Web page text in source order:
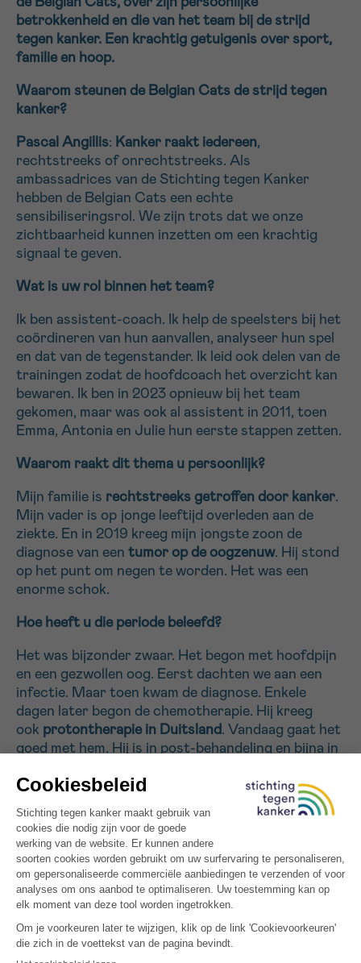
betrokkenheid en die van het team bij de strijd
tegen kanker. Een krachtig getuigenis over sport,
familie en hoop.
Waarom steunen de Belgian Cats de strijd tegen
kanker?
Pascal Angillis: Kanker raakt iedereen,
rechtstreeks of onrechtstreeks. Als
ambassadrices van de Stichting tegen Kanker
hebben de Belgian Cats een echte
sensibiliseringsrol. We zijn trots dat we onze
zichtbaarheid kunnen inzetten om een krachtig
signaal te geven.
Wat is uw rol binnen het team?
Ik ben assistent-coach. Ik help de speelsters bij het
coördineren van hun aanvallen, analyseer hun spel
en dat van de tegenstander. Ik leid ook delen van de
trainingen zodat de hoofdcoach het overzicht kan
bewaren. Ik ben in 2023 opnieuw bij het team
gekomen, maar was ook al assistent in 2011, toen
Emma, Antonia en Julie hun eerste stappen zetten.
Waarom raakt dit thema u persoonlijk?
Mijn familie is rechtstreeks getroffen door kanker.
Mijn vader is op jonge leeftijd overleden aan de
ziekte. En in 2019 kreeg mijn jongste zoon de
diagnose van een tumor op de oogzenuw. Hij stond
op het punt om negen te worden. Het was een
enorme schok.
Hoe heeft u die periode beleefd?
Het was bijzonder zwaar. Het begon met hoofdpijn
en een gezwollen oog. Eerst dachten we aan een
infectie. Maar toen kwam de diagnose. Enkele
dagen later begon de chemotherapie. Hij kreeg
ook protontherapie in Duitsland. Vandaag gaat het
goed met hem. Hij is in post-behandeling en bijna in
Welke boodschap wilt u meegeven aan andere
ouders?
Blijf positief.Dat is essentieel. Zelfs in de
donkerste momenten moet je hoop houden. Steun,
luisteren en empathie maken een wereld van
verschil. En vooral: aarzel niet om hulp te vragen.
🔗Meer weten over de rol van sport bij kanker?
VOORNAAM
EMAIL
MIJN VRAAG
Ja, stuur mij de nieuwsbrief
Ik aanvaard de gebruiksvoorwaarden
*VERPLICHT VELD
Sturen
16h-18h
Verder